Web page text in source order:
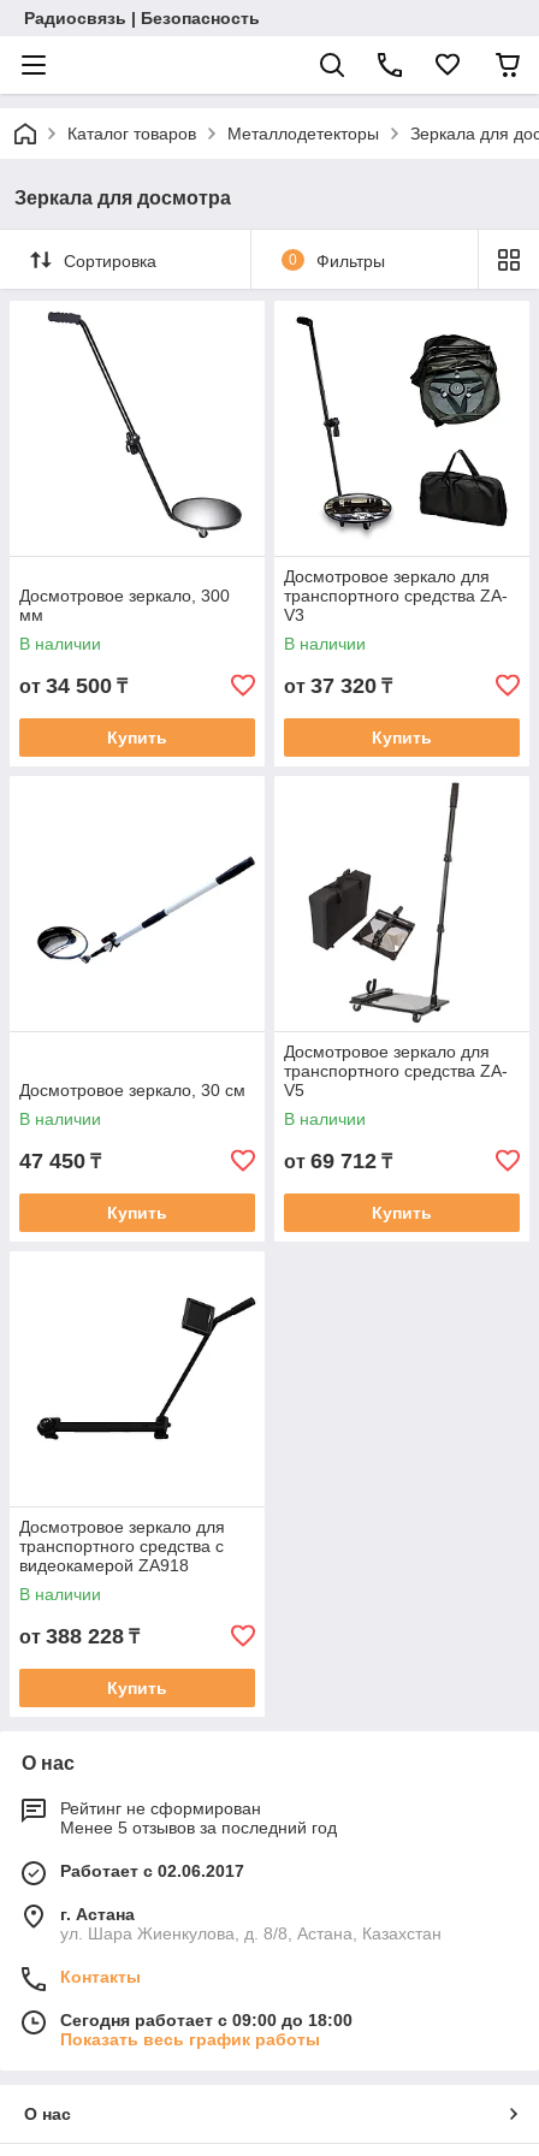
Радиосвязь | Безопасность
Каталог товаров Металлодетекторы Зеркала для
Зеркала для досмотра
Сортировка 0 Фильтры
Досмотровое зеркало, 300
мм
В наличии
от 34 500 ₸
Купить
Досмотровое зеркало для
транспортного средства ZA-
V3
В наличии
от 37 320 ₸
Купить
Досмотровое зеркало, 30 см
В наличии
47 450 ₸
Купить
Досмотровое зеркало для
транспортного средства ZA-
V5
В наличии
от 69 712 ₸
Купить
Досмотровое зеркало для
транспортного средства с
видеокамерой ZA918
В наличии
от 388 228 ₸
Купить
О нас
Рейтинг не сформирован
Менее 5 отзывов за последний год
Работает с 02.06.2017
г. Астана
ул. Шара Жиенкулова, д. 8/8, Астана, Казахстан
Контакты
Сегодня работает с 09:00 до 18:00
Показать весь график работы
О нас